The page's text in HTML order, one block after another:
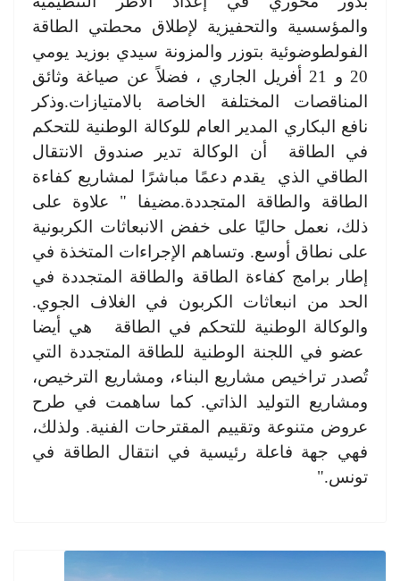
والمؤسسية والتحفيزية لإطلاق محطتي الطاقة
الفولطوضوئية بتوزر والمزونة سيدي بوزيد يومي
20 و 21 أفريل الجاري ، فضلاً عن صياغة وثائق
المناقصات المختلفة الخاصة بالامتيازات.وذكر
نافع البكاري المدير العام للوكالة الوطنية للتحكم
في الطاقة أن الوكالة تدير صندوق الانتقال
الطاقي الذي يقدم دعمًا مباشرًا لمشاريع كفاءة
الطاقة والطاقة المتجددة.مضيفا " علاوة على
ذلك، نعمل حاليًا على خفض الانبعاثات الكربونية
على نطاق أوسع. وتساهم الإجراءات المتخذة في
إطار برامج كفاءة الطاقة والطاقة المتجددة في
الحد من انبعاثات الكربون في الغلاف الجوي.
والوكالة الوطنية للتحكم في الطاقة هي أيضا
عضو في اللجنة الوطنية للطاقة المتجددة التي
تُصدر تراخيص مشاريع البناء، ومشاريع الترخيص،
ومشاريع التوليد الذاتي. كما ساهمت في طرح
عروض متنوعة وتقييم المقترحات الفنية. ولذلك،
فهي جهة فاعلة رئيسية في انتقال الطاقة في
تونس."